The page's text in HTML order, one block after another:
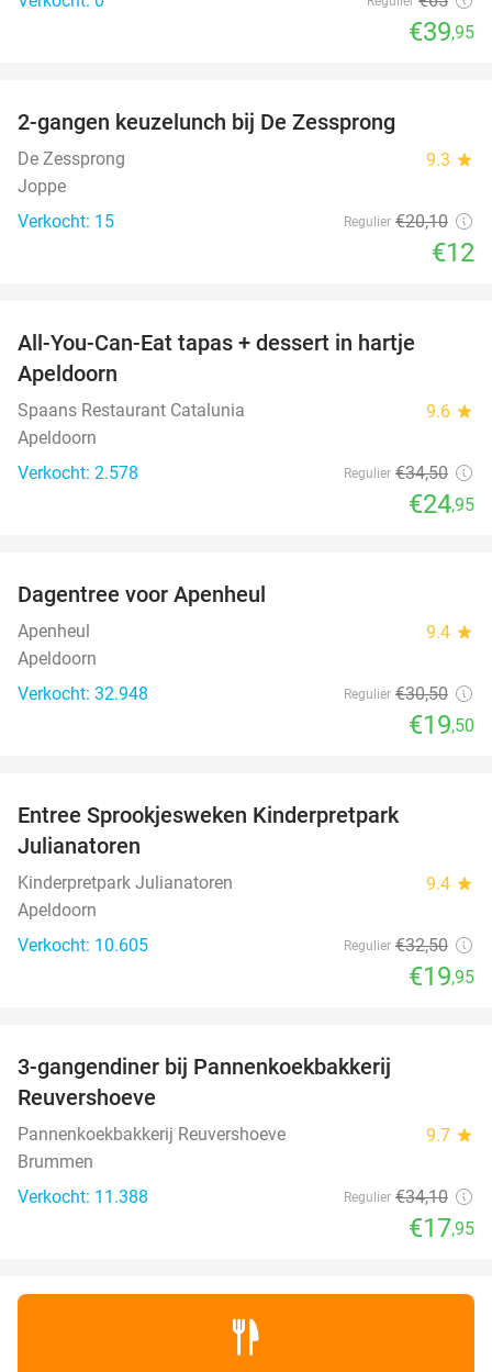
€39,95
NEW
TODAY
2-gangen keuzelunch bij De Zessprong
De Zessprong 9.3 star
Joppe
Verkocht: 15
Regulier €20,10
€12
All-You-Can-Eat tapas + dessert in hartje
Apeldoorn
Spaans Restaurant Catalunia 9.6 star
Apeldoorn
Verkocht: 2.578
Regulier €34,50
€24,95
Dagentree voor Apenheul
Apenheul 9.4 star
Apeldoorn
Verkocht: 32.948
Regulier €30,50
€19,50
Entree Sprookjesweken Kinderpretpark
Julianatoren
Kinderpretpark Julianatoren 9.4 star
Apeldoorn
Verkocht: 10.605
Regulier €32,50
€19,95
3-gangendiner bij Pannenkoekbakkerij
Reuvershoeve
Pannenkoekbakkerij Reuvershoeve 9.7 star
Brummen
Verkocht: 11.388
Regulier €34,10
€17,95